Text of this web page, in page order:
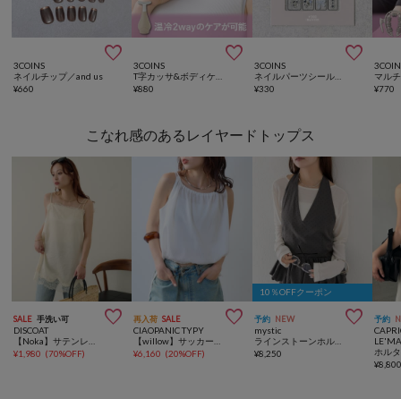

3COINS
ネイルチップ／and us
¥660

3COINS
T字カッサ&ボディケアローラー／hemle
¥880

3COINS
ネイルパーツシール／and us
¥330 ¥770
こなれ感のあるレイヤードトップス
SALE 手洗い可 
DISCOAT
¥1,980 (70%OFF)
再入荷 SALE 
CIAOPANIC TYPY
¥6,160 (20%OFF)
10％OFFクーポン
予約 NEW 
mystic
ラインストーンホルタービスチェ
¥8,250
予約
ホル
¥